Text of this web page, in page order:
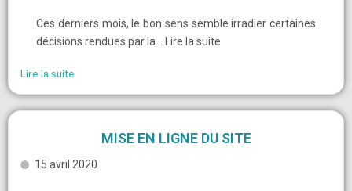
Ces derniers mois, le bon sens semble irradier certaines
décisions rendues par la… Lire la suite
Lire la suite
MISE EN LIGNE DU SITE
15 avril 2020